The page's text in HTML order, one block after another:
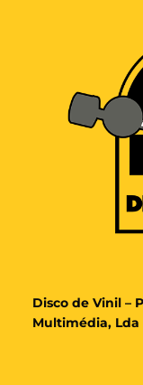
Disco de Vinil –
Multimédia, Lda